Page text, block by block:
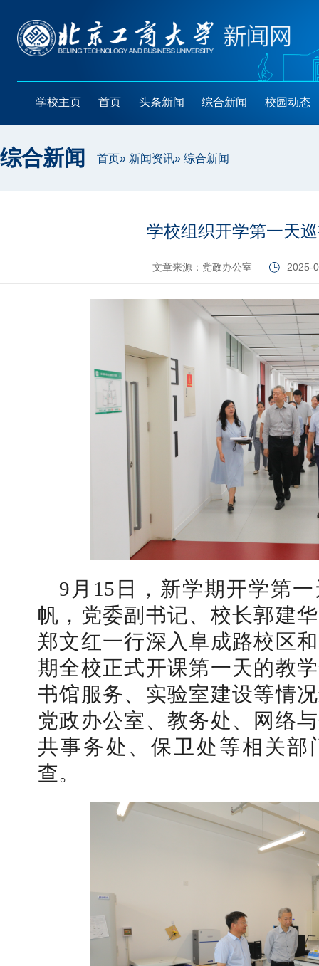
学校主页 首页 头条新闻 综合新闻 校园动态
综合新闻 首页» 新闻资讯» 综合新闻
学校组织开学第一天
文章来源：党政办公室 2025-
9月15日，新学期开学第
帆，党委副书记、校长郭建
郑文红一行深入阜成路校区
期全校正式开课第一天的教
书馆服务、实验室建设等情
党政办公室、教务处、网络
共事务处、保卫处等相关部
查。
【审核评估】新一轮本科教育教学审核评估工作
北工商光影——2026年北工商的夏